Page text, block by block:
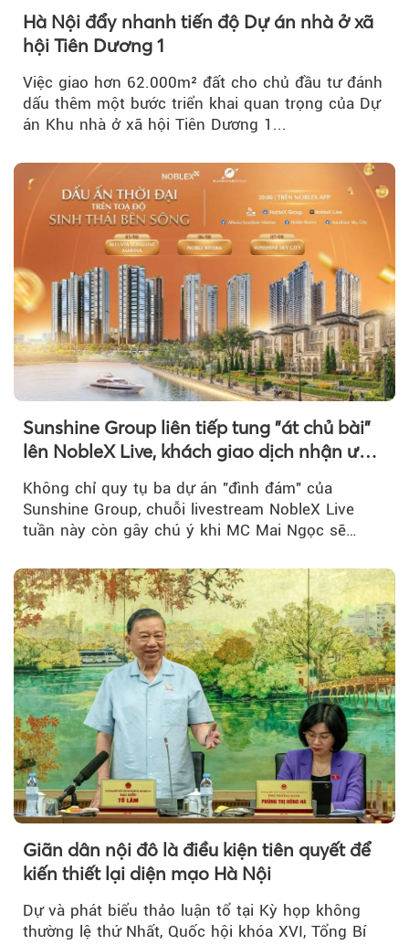
Hà Nội đẩy nhanh tiến độ Dự án nhà ở xã
hội Tiên Dương 1
Việc giao hơn 62.000m² đất cho chủ đầu tư đánh
dấu thêm một bước triển khai quan trọng của Dự
án Khu nhà ở xã hội Tiên Dương 1...
Sunshine Group liên tiếp tung "át chủ bài"
lên NobleX Live, khách giao dịch nhận ưu
Không chỉ quy tụ ba dự án "đình đám" của
Sunshine Group, chuỗi livestream NobleX Live
tuần này còn gây chú ý khi MC Mai Ngọc sẽ
Giãn dân nội đô là điều kiện tiên quyết để
kiến thiết lại diện mạo Hà Nội
Dự và phát biểu thảo luận tổ tại Kỳ họp không
thường lệ thứ Nhất, Quốc hội khóa XVI, Tổng Bí